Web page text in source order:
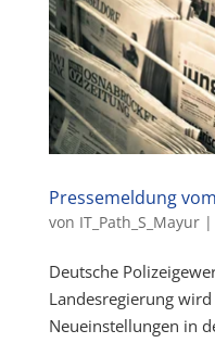
Pressemeldung
von IT_Path_S_Mayur|
Deutsche
Landesregierung
Neueinstellungen in